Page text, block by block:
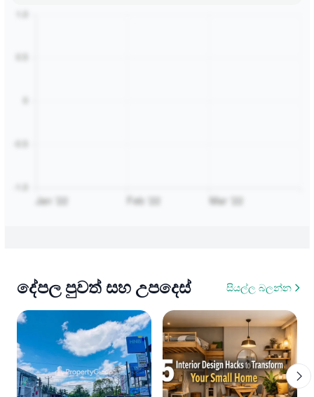
දේපල පුවත් සහ උපදෙස් සියල්ල බලන්න